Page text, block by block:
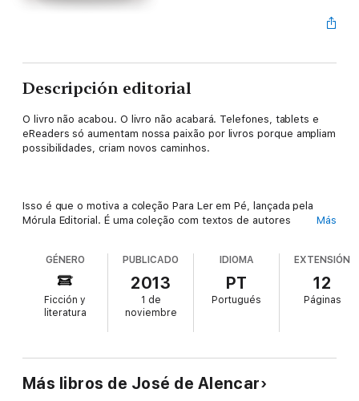
Descripción editorial
O livro não acabou. O livro não acabará. Telefones, tablets e
eReaders só aumentam nossa paixão por livros porque ampliam
possibilidades, criam novos caminhos.
Isso é que o motiva a coleção Para Ler em Pé, lançada pela
Mórula Editorial. É uma coleção com textos de autores
viciados em leitura que queremos ler na fila, no avião, no metrô
ou no ônibus.
A cada quinze dias um texto novo. Sempre às quartas-feiras,
Más
GÉNERO
Ficción y
literatura
PUBLICADO
2013
1 de
noviembre
IDIOMA
PT
Portugués
EXTENSIÓN
12
Páginas
Más libros de José de Alencar